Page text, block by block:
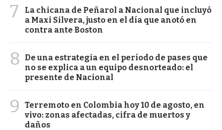
7
La chicana de Peñarol a Nacional que incluyó
a Maxi Silvera, justo en el día que anotó en
contra ante Boston
8
De una estrategia en el período de pases que
no se explica a un equipo desnorteado: el
presente de Nacional
9
Terremoto en Colombia hoy 10 de agosto, en
vivo: zonas afectadas, cifra de muertos y
daños